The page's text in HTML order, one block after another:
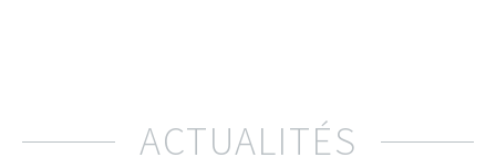
ACTUALITÉS